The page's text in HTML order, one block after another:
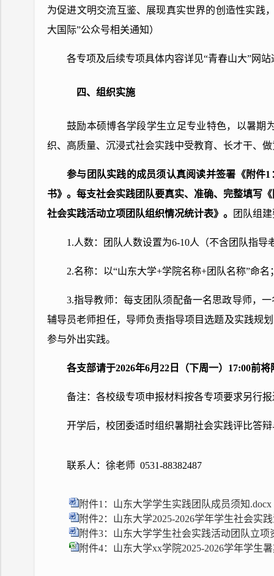
为促进文明交流互鉴、展现真实世界的创造性实践
大国际”公众号相关通知）
各专项及后续专项具体内容详见“青春山大”网站
四、组织实施
鼓励本硕博各学段学生立足专业特色，以暑期
织、高质量、沉浸式社会实践中受教育、长才干、
参与团队实践的成员须认真阅读并签署《附件
书》。每支社会实践团队要真实、准确、完整填写
社会实践活动立项团队组织情况统计表》。
团队组
1.人数：团队人数设置为6-10人（不含团队指导
2.名称：以“山东大学+学院名称+团队名称”命名
3.指导教师：每支团队须配备一名思政导师，
辅导员老师担任，导师负责指导项目选题及实践规
参与外出实践。
各支部请于2026年6月22日（下周一）17:00前
备注：各校级专项申报材料按各专项要求另行
开学后，校团委适时组织暑期社会实践评比答
联系人：徐老师 0531-88382487
附件1：山东大学学生实践团队成员须知.docx
附件2：山东大学2025-2026学年学生社会实
附件3：山东大学学生社会实践活动团队立项
附件4：山东大学xx学院2025-2026学年学生